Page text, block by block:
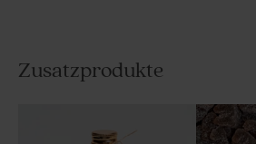
Plexiglas | rechteckig
Zusatzprodukte